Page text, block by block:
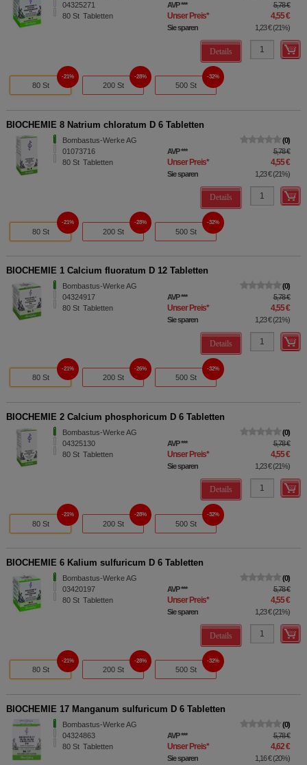
04325271
80 St Tabletten
AVP*** 5,78 €
Unser Preis* 4,55 €
Sie sparen 1,23 €(21%)
Details
80 St
21%
200 St
28%
500 St
32%
BIOCHEMIE 8 Natrium chloratum D 6 Tabletten
Bombastus-Werke AG
01073716
80 St Tabletten
0
AVP*** 5,78 €
Unser Preis* 4,55 €
Sie sparen 1,23 €(21%)
Details
80 St
21%
200 St
28%
500 St
32%
BIOCHEMIE 1 Calcium fluoratum D 12 Tabletten
Bombastus-Werke AG
04324917
80 St Tabletten
0
AVP*** 5,78 €
Unser Preis* 4,55 €
Sie sparen 1,23 €(21%)
Details
80 St
21%
200 St
26%
500 St
32%
BIOCHEMIE 2 Calcium phosphoricum D 6 Tabletten
Bombastus-Werke AG
04325130
80 St Tabletten
0
AVP*** 5,78 €
Unser Preis* 4,55 €
Sie sparen 1,23 €(21%)
Details
80 St
21%
200 St
28%
500 St
32%
BIOCHEMIE 6 Kalium sulfuricum D 6 Tabletten
Bombastus-Werke AG
03420197
80 St Tabletten
0
AVP*** 5,78 €
Unser Preis* 4,55 €
Sie sparen 1,23 €(21%)
Details
80 St
21%
200 St
28%
500 St
32%
BIOCHEMIE 17 Manganum sulfuricum D 6 Tabletten
Bombastus-Werke AG
04324863
80 St Tabletten
0
AVP*** 5,78 €
Unser Preis* 4,62 €
Sie sparen 1,16 €(20%)